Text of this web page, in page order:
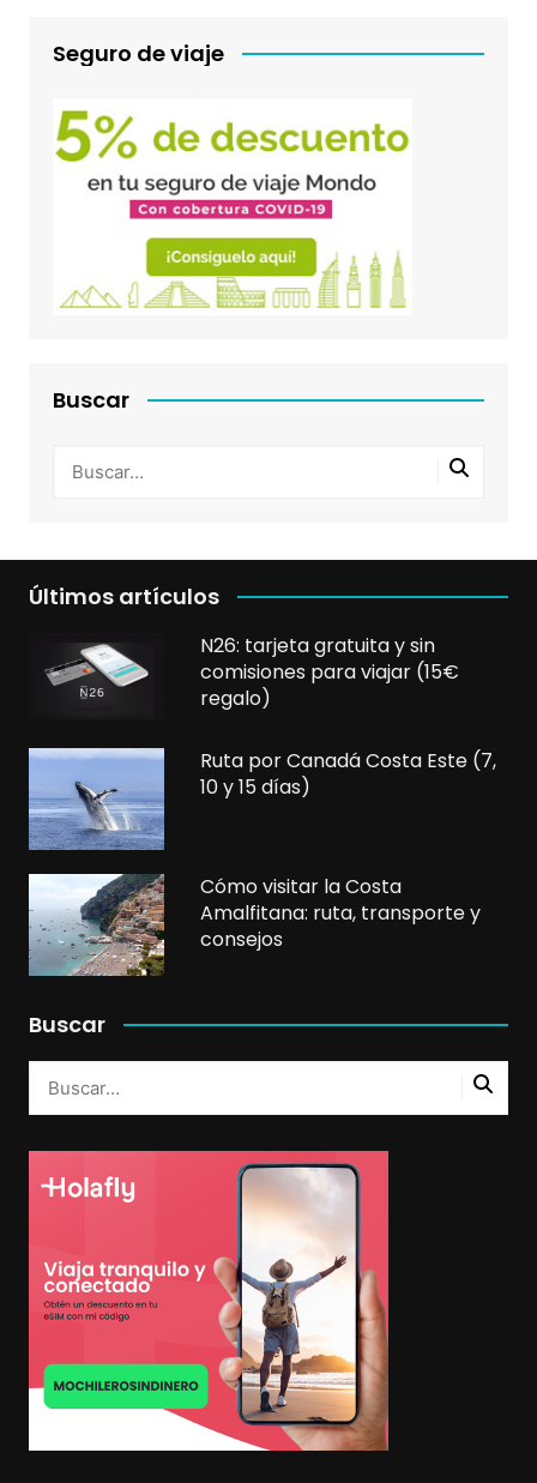
Seguro de viaje
Buscar
Últimos artículos
N26: tarjeta gratuita y sin
comisiones para viajar (15€
regalo)
Ruta por Canadá Costa Este (7,
10 y 15 días)
Cómo visitar la Costa
Amalfitana: ruta, transporte y
consejos
Buscar